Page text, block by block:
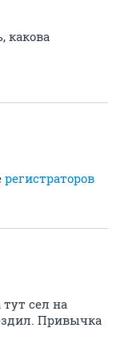
какова
регистраторов
сел на
Привычка